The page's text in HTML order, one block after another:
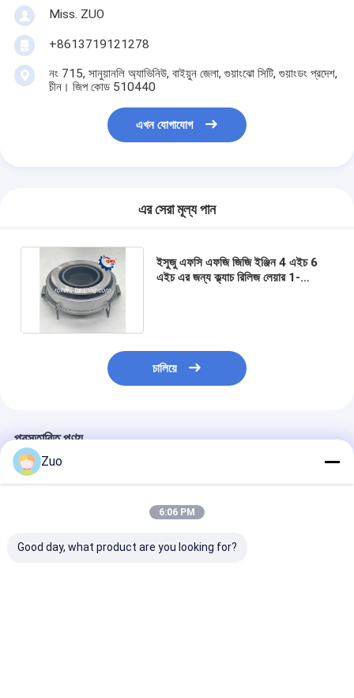
Miss. ZUO
+8613719121278
নং 715, সানুয়ানলি অ্যাভিনিউ, বাইয়ুন জেলা, গুয়াংঝো সিটি, গুয়াংডং প্রদেশ,
চীন। জিপ কোড 510440
এখন যোগাযোগ
এর সেরা মূল্য পান
ইসুজু এফসি এফজি জিজি ইঞ্জিন 4 এইচ 6
এইচ এর জন্য ক্ল্যাচ রিলিজ লেয়ার 1-
চালিয়ে
প্রস্তাবিত পণ্য
Zuo
6:06 PM
Good day, what product are you looking for?